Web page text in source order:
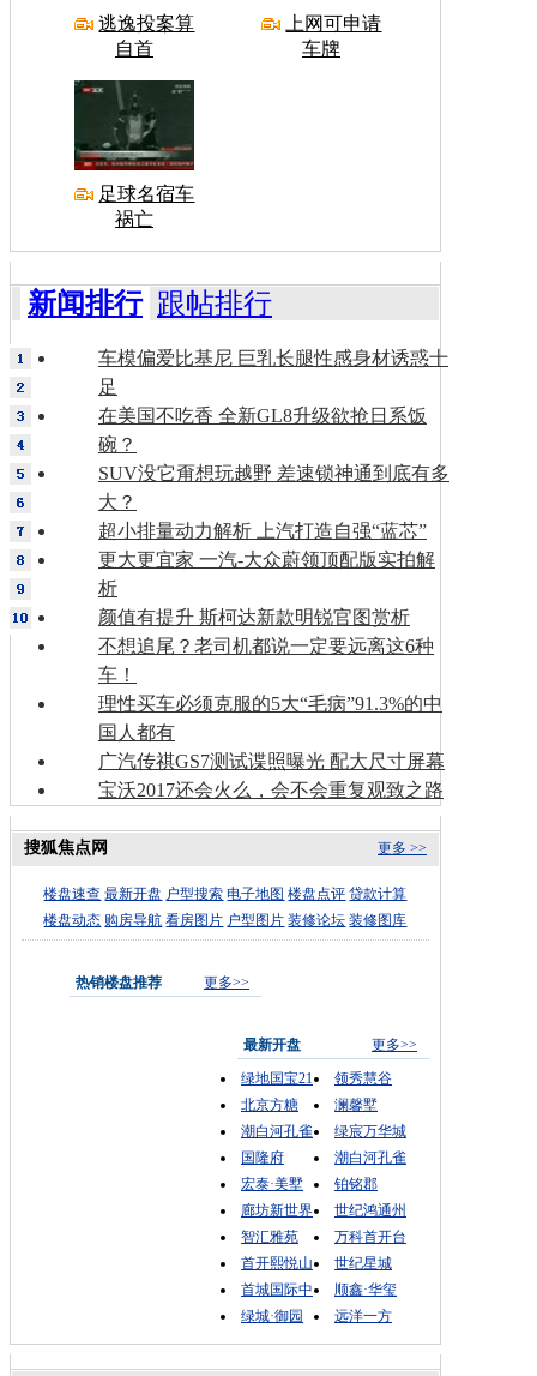
逃逸投案算
自首
上网可申请
车牌
足球名宿车
祸亡
新闻排行 跟帖排行
车模偏爱比基尼 巨乳长腿性感身材诱惑十
足
在美国不吃香 全新GL8升级欲抢日系饭
碗？
SUV没它甭想玩越野 差速锁神通到底有多
大？
超小排量动力解析 上汽打造自强“蓝芯”
更大更宜家 一汽-大众蔚领顶配版实拍解
析
颜值有提升 斯柯达新款明锐官图赏析
不想追尾？老司机都说一定要远离这6种
车！
理性买车必须克服的5大“毛病”91.3%的中
国人都有
广汽传祺GS7测试谍照曝光 配大尺寸屏幕
宝沃2017还会火么，会不会重复观致之路
更多 >>
搜狐焦点网
楼盘速查 最新开盘 户型搜索 电子地图 楼盘点评 贷款计算
楼盘动态 购房导航 看房图片 户型图片 装修论坛 装修图库
热销楼盘推荐 更多>>
最新开盘
更多>>
绿地国宝21
领秀慧谷
北京方糖
澜馨墅
潮白河孔雀
绿宸万华城
国隆府
潮白河孔雀
宏泰·美墅
铂铭郡
廊坊新世界
世纪鸿通州
智汇雅苑
万科首开台
首开熙悦山
世纪星城
首城国际中
顺鑫·华玺
绿城·御园
远洋一方